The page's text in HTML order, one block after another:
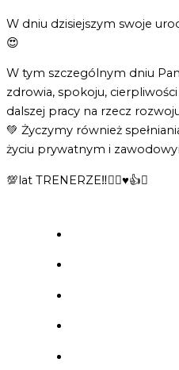
W dniu dzisiejszym swoje
😍
W tym szczególnym dniu
zdrowia, spokoju,
dalszej pracy na rzecz
💚 Życzymy również
życiu prywatnym i
💯lat TRENERZE‼️🏊‍♀️♥️👍😍